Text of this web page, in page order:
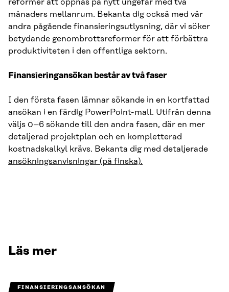
reformer att öppnas på nytt ungefär med två
månaders mellanrum. Bekanta dig också med vår
andra pågående finansieringsutlysning, där vi söker
betydande genombrottsreformer för att förbättra
produktiviteten i den offentliga sektorn.
Finansieringansökan består av två faser
I den första fasen lämnar sökande in en kortfattad
ansökan i en färdig PowerPoint-mall. Utifrån denna
väljs 0–6 sökande till den andra fasen, där en mer
detaljerad projektplan och en kompletterad
kostnadskalkyl krävs. Bekanta dig med detaljerade
ansökningsanvisningar (på finska).
Läs mer
FINANSIERINGSANSÖKAN